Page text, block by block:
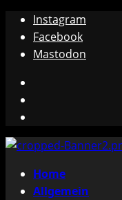
Zum
Inhalt
springen
Instagram
Facebook
Mastodon
Primäres
Menü
Home
Allgemein